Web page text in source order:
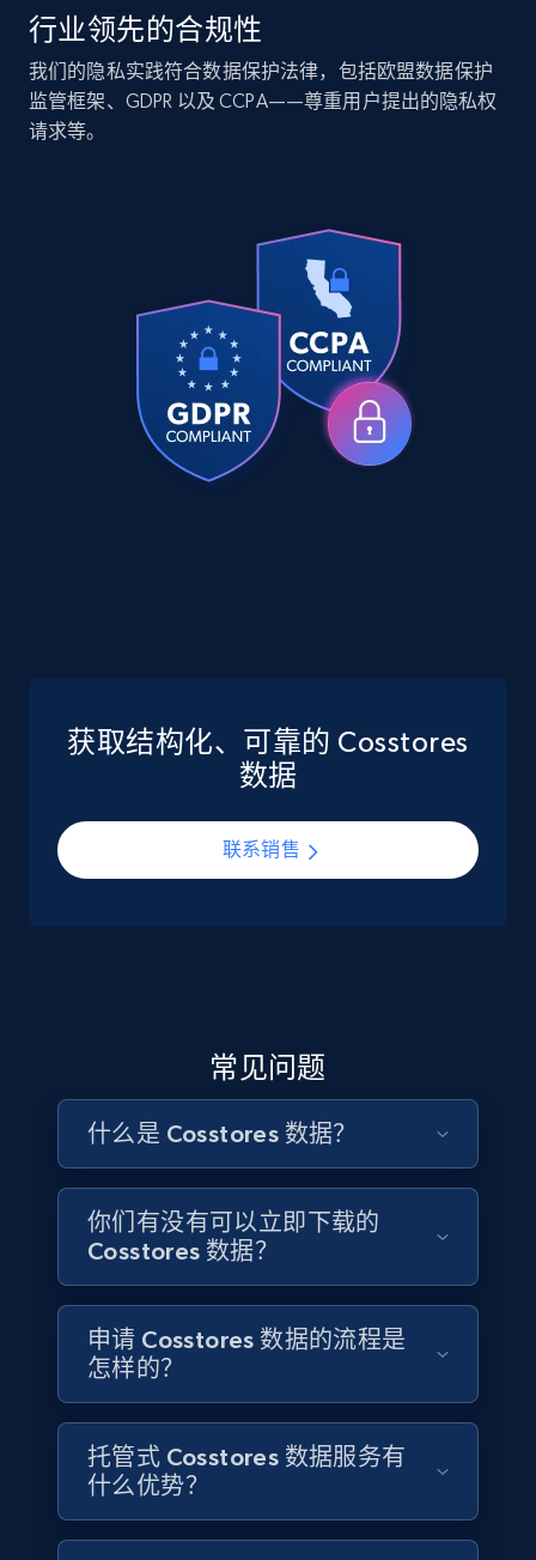
Companies information enriched dataset
URL, ID lc, Name lc, Country code lc, Locations
lc, Followers lc, Employees in linkedin lc, About
539+
Walmart - products
URL, Final price, Sku, Currency, Gtin,
Specifications, Image urls, Top reviews, and
TikTok Shop
price, Final price, Discount percent, and more.
Employees business enriched dataset
URL, Profile url, Linkedin num id, Avatar, Profile
name, Certifications, Profile location, Profile
connections, and more.
Business Enriched
YouTube - Channels
URL, Handle, Handle md5, Banner img, Profile
image, Name, Subscribers, Description, and
more.
行业领先的合规性
我们的隐私实践符合数据保护法律，包括欧盟数据保护
监管框架、GDPR 以及 CCPA——尊重用户提出的隐私权
请求等。
获取结构化、可靠的 Cosstores
数据
联系销售
常见问题
什么是 Cosstores 数据？
你们有没有可以立即下载的
Cosstores 数据？
申请 Cosstores 数据的流程是
怎样的？
托管式 Cosstores 数据服务有
什么优势？